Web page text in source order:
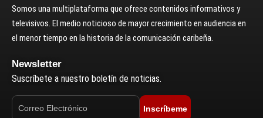
Somos una multiplataforma que ofrece contenidos informativos y
televisivos. El medio noticioso de mayor crecimiento en audiencia en
el menor tiempo en la historia de la comunicación caribeña.
Newsletter
Suscríbete a nuestro boletín de noticias.
Inscríbeme